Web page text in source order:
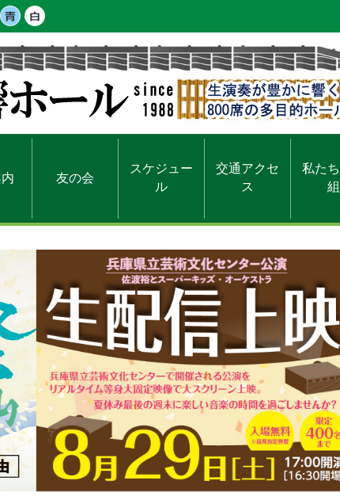
友の会
スケジュー
ル
交通アクセ
ス
私た
組